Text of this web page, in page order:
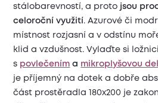
stálobarevností, a proto
jsou
celoroční využití . Azurové či
místnost rozjasní a v odstínu
klid a vzdušnost. Vylaďte si
s povlečením a mikroplyšovou
je příjemný na dotek a dobře
část prostěradla 180x200 je